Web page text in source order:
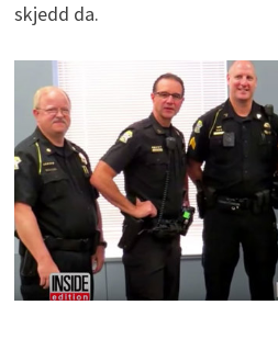
skjedd da.